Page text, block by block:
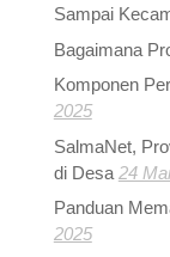
Sampai
Bagaimana
Komponen
2025
SalmaNet,
di Desa 24
Panduan
2025